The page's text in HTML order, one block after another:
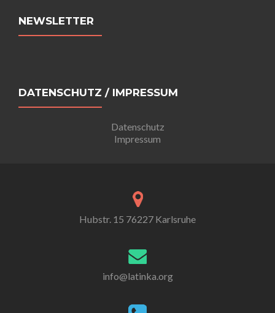
Navigation
NEWSLETTER
DATENSCHUTZ / IMPRESSUM
Datenschutz
Impressum
Hubstr. 15 76227 Karlsruhe
info@latinka.org